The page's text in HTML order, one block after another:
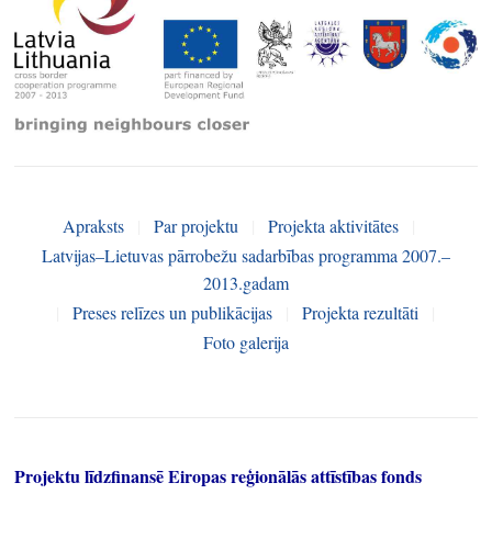
Apraksts Par projektu Projekta aktivitātes
Latvijas–Lietuvas pārrobežu sadarbības programma 2007.–
2013.gadam
Preses relīzes un publikācijas Projekta rezultāti
Foto galerija
Projektu līdzfinansē Eiropas reģionālās attīstības fonds